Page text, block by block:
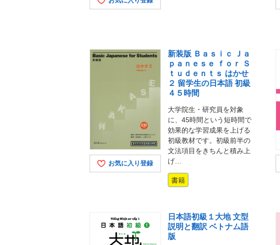
お気に入り登録
新装版 Ｂａｓｉｃ Ｊａ
ｐａｎｅｓｅ ｆｏｒ Ｓ
ｔｕｄｅｎｔｓ はかせ
２ 留学生の日本語 初級
４５時間
大学院生・研究員を対象
に、45時間という短時間で
効果的な学習成果を上げる
初級教材です。初級前半の
文法項目をきちんと積み上
げ…
書籍
日本語初級１大地 文型
説明と翻訳 ベトナム語
版